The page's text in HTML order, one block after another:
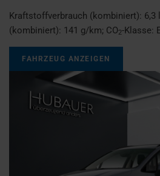
Kraftstoffverbrauch (kombiniert): 6,3
(kombiniert): 141 g/km; CO2-Klasse:
FAHRZEUG ANZEIGEN